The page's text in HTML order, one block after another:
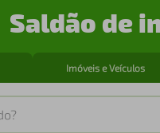
Saldão de
Imóveis e Veículos